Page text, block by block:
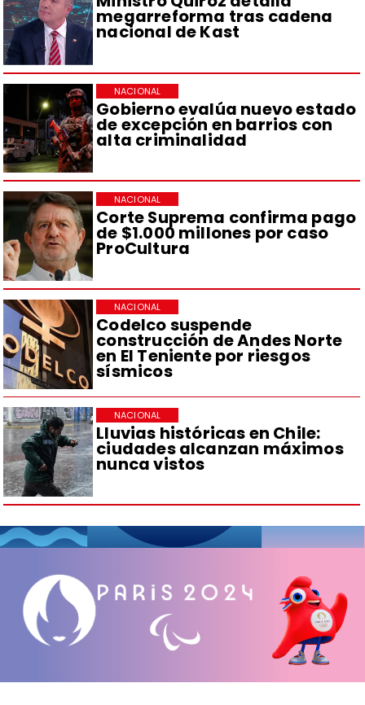
megarreforma tras cadena
nacional de Kast
Gobierno evalúa nuevo estado
de excepción en barrios con
alta criminalidad
NACIONAL
Corte Suprema confirma pago
de $1.000 millones por caso
ProCultura
NACIONAL
Codelco suspende
construcción de Andes Norte
en El Teniente por riesgos
sísmicos
NACIONAL
Lluvias históricas en Chile:
ciudades alcanzan máximos
nunca vistos
NACIONAL